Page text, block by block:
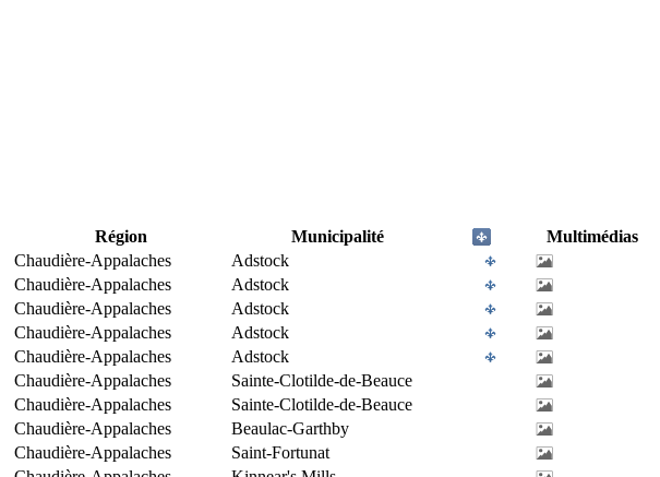
Région Municipalité
Multimédias
Chaudière-Appalaches
Adstock
Chaudière-Appalaches
Adstock
Chaudière-Appalaches
Adstock
Chaudière-Appalaches
Adstock
Chaudière-Appalaches
Adstock
Chaudière-Appalaches
Sainte-Clotilde-de-Beauce
Chaudière-Appalaches
Sainte-Clotilde-de-Beauce
Chaudière-Appalaches
Beaulac-Garthby
Chaudière-Appalaches
Saint-Fortunat